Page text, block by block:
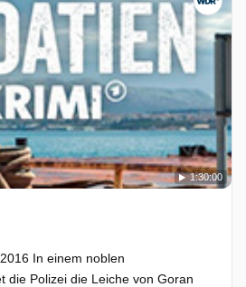
1:30:00
In einem noblen
die Polizei die Leiche von Goran